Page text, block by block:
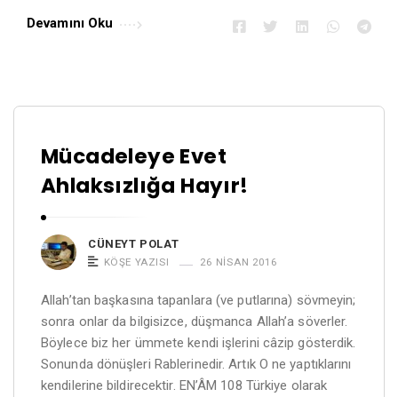
Devamını Oku
Mücadeleye Evet
Ahlaksızlığa Hayır!
CÜNEYT POLAT
KÖŞE YAZISI 26 NISAN 2016
Allah’tan başkasına tapanlara (ve putlarına) sövmeyin;
sonra onlar da bilgisizce, düşmanca Allah’a söverler.
Böylece biz her ümmete kendi işlerini câzip gösterdik.
Sonunda dönüşleri Rablerinedir. Artık O ne yaptıklarını
kendilerine bildirecektir. EN’ÂM 108 Türkiye olarak